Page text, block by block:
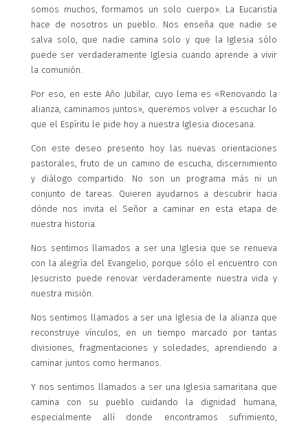
somos muchos, formamos un solo cuerpo». La Eucaristía
hace de nosotros un pueblo. Nos enseña que nadie se
salva solo, que nadie camina solo y que la Iglesia sólo
puede ser verdaderamente Iglesia cuando aprende a vivir
la comunión.
Por eso, en este Año Jubilar, cuyo lema es «Renovando la
alianza, caminamos juntos», queremos volver a escuchar lo
que el Espíritu le pide hoy a nuestra Iglesia diocesana.
Con este deseo presento hoy las nuevas orientaciones
pastorales, fruto de un camino de escucha, discernimiento
y diálogo compartido. No son un programa más ni un
conjunto de tareas. Quieren ayudarnos a descubrir hacia
dónde nos invita el Señor a caminar en esta etapa de
nuestra historia.
Nos sentimos llamados a ser una Iglesia que se renueva
con la alegría del Evangelio, porque sólo el encuentro con
Jesucristo puede renovar verdaderamente nuestra vida y
nuestra misión.
Nos sentimos llamados a ser una Iglesia de la alianza que
reconstruye vínculos, en un tiempo marcado por tantas
divisiones, fragmentaciones y soledades, aprendiendo a
caminar juntos como hermanos.
Y nos sentimos llamados a ser una Iglesia samaritana que
camina con su pueblo cuidando la dignidad humana,
especialmente allí donde encontramos sufrimiento,